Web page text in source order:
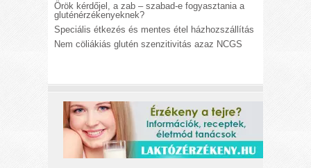
Örök kérdőjel, a zab – szabad-e fogyasztania a
gluténérzékenyeknek?
Speciális étkezés és mentes étel házhozszállítás
Nem cöliákiás glutén szenzitivitás azaz NCGS